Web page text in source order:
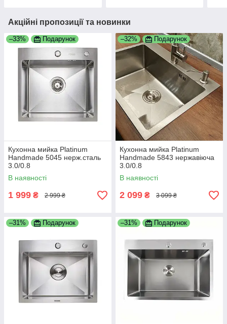
Акційні пропозиції та новинки
–33% Подарунок
Кухонна мийка Platinum
Handmade 5045 нерж.сталь
3.0/0.8
В наявності
1 999 ₴ 2 999 ₴
–32% Подарунок
Кухонна мийка Platinum
Handmade 5843 нержавіюча
3.0/0.8
В наявності
2 099 ₴ 3 099 ₴
–31% Подарунок –31% Подарунок